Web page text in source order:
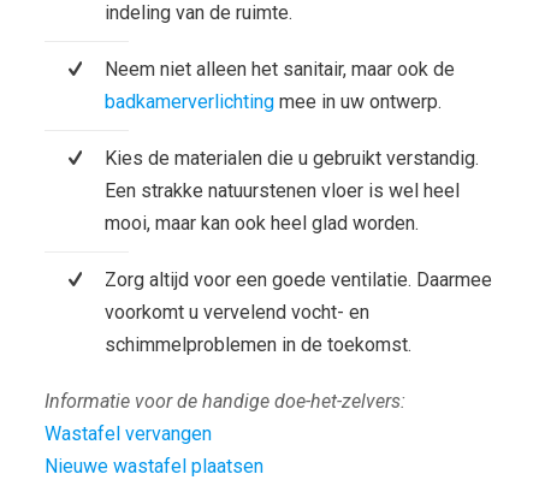
indeling van de ruimte.
Neem niet alleen het sanitair, maar ook de
badkamerverlichtingmee in uw ontwerp.
Kies de materialen die u gebruikt verstandig.
Een strakke natuurstenen vloer is wel heel
mooi, maar kan ook heel glad worden.
Zorg altijd voor een goede ventilatie. Daarmee
voorkomt u vervelend vocht- en
schimmelproblemen in de toekomst.
Informatie voor de handige doe-het-zelvers:
Wastafel vervangen
Nieuwe wastafel plaatsen